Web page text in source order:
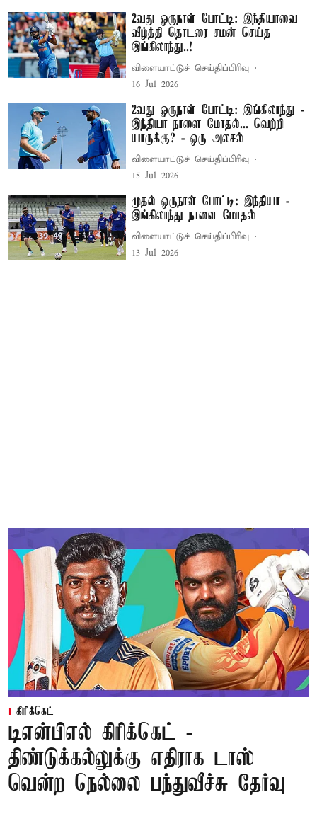
2வது ஒருநாள் போட்டி: இந்தியாவை
வீழ்த்தி தொடரை சமன் செய்த
இங்கிலாந்து..!
விளையாட்டுச் செய்திப்பிரிவு
16 Jul 2026
2வது ஒருநாள் போட்டி: இங்கிலாந்து -
இந்தியா நாளை மோதல்... வெற்றி
யாருக்கு? - ஒரு அலசல்
விளையாட்டுச் செய்திப்பிரிவு
15 Jul 2026
முதல் ஒருநாள் போட்டி: இந்தியா -
இங்கிலாந்து நாளை மோதல்
விளையாட்டுச் செய்திப்பிரிவு
13 Jul 2026
கிரிக்கெட்
டிஎன்பிஎல் கிரிக்கெட் -
திண்டுக்கல்லுக்கு எதிராக டாஸ்
வென்ற நெல்லை பந்துவீச்சு தேர்வு